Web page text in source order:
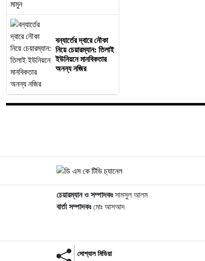
বন্যার্তের দ্বারে নৌকা
নিয়ে চেয়ারম্যান: তিলাই
ইউনিয়নে মানবিকতার
অনন্য নজির
চেয়ারম্যান ও সম্পাদকঃসামসুল আলম
বার্তা সম্পাদকঃমোঃ আসআদ
সোশ্যাল মিডিয়া